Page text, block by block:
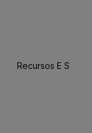
Recursos E